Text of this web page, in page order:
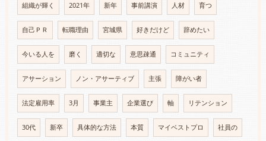
組織が輝く 2021年 新年 事前講演 人材 育つ
自己ＰＲ 転職理由 宮城県 好きだけど 辞めたい
今いる人を 磨く 適切な 意思疎通 コミュニティ
アサーション ノン・アサーティブ 主張 障がい者
法定雇用率 3月 事業主 企業選び 軸 リテンション
30代 新卒 具体的な方法 本質 マイベストプロ 社員の